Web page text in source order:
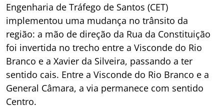
Engenharia de Tráfego de Santos (CET)
implementou uma mudança no trânsito da
região: a mão de direção da Rua da Constituição
foi invertida no trecho entre a Visconde do Rio
Branco e a Xavier da Silveira, passando a ter
sentido cais. Entre a Visconde do Rio Branco e a
General Câmara, a via permanece com sentido
Centro.